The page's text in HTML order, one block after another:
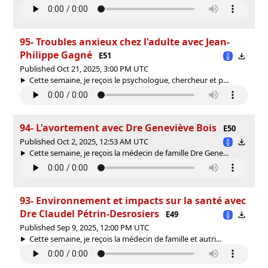
95- Troubles anxieux chez l'adulte avec Jean-
Philippe Gagné
E51
Published Oct 21, 2025, 3:00 PM UTC
Cette semaine, je reçois le psychologue, chercheur et p...
94- L'avortement avec Dre Geneviève Bois
E50
Published Oct 2, 2025, 12:53 AM UTC
Cette semaine, je reçois la médecin de famille Dre Gene...
93- Environnement et impacts sur la santé avec
Dre Claudel Pétrin-Desrosiers
E49
Published Sep 9, 2025, 12:00 PM UTC
Cette semaine, je reçois la médecin de famille et autri...